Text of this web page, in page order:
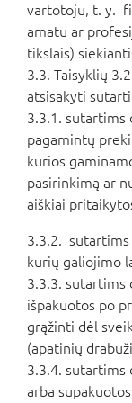
vartotoju, t. y.
amatu ar
tikslais)
3.3. Taisyklių
atsisakyti
3.3.1. sutartims
pagamintų
kurios
pasirinkimą ar
aiškiai
3.3.2.
kurių galiojimo
3.3.3. sutartims
išpakuotos po
grąžinti dėl
(apatinių
3.3.4. sutartims
arba